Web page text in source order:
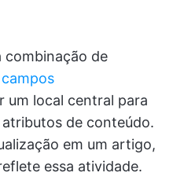
combinação de
campos
um local central para
de conteúdo.
em um artigo,
essa atividade.